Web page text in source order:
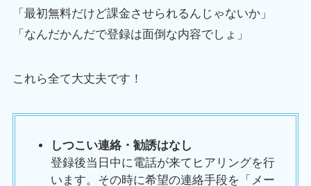
「最初無料だけど課金させられるんじゃないか」
「なんだかんだで登録は面倒な内容でしょ」
これら全て大丈夫です！
しつこい連絡・勧誘はなし
登録後当日中に電話が来てヒアリングを行
います。その時に希望の連絡手段を「メー